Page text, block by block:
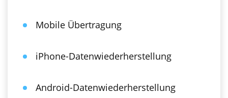
Mobile Übertragung
iPhone-Datenwiederherstellung
Android-Datenwiederherstellung